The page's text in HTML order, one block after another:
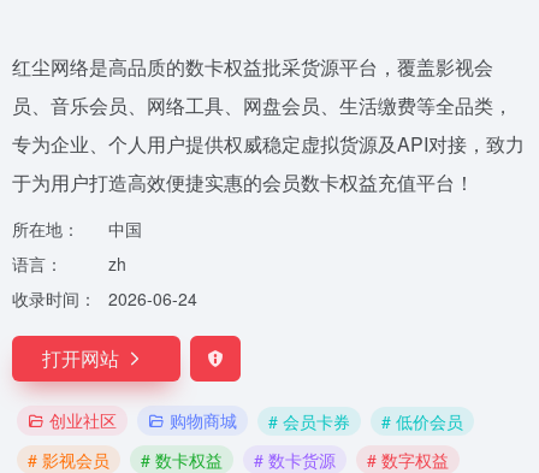
红尘网络是高品质的数卡权益批采货源平台，覆盖影视会
员、音乐会员、网络工具、网盘会员、生活缴费等全品类，
专为企业、个人用户提供权威稳定虚拟货源及API对接，致力
于为用户打造高效便捷实惠的会员数卡权益充值平台！
所在地：
中国
语言：
zh
收录时间：
2026-06-24
打开网站
创业社区 购物商城 # 会员卡券
# 低价会员
# 影视会员
# 数卡权益 # 数卡货源
# 数字权益